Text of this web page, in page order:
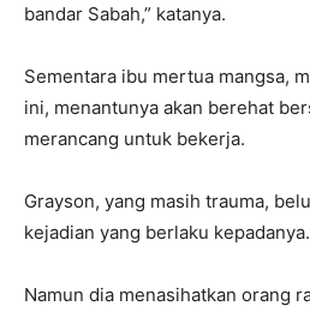
bandar Sabah,” katanya.
Sementara ibu mertua mangsa,
ini, menantunya akan berehat
merancang untuk bekerja.
Grayson, yang masih trauma,
kejadian yang berlaku kepadanya.
Namun dia menasihatkan orang